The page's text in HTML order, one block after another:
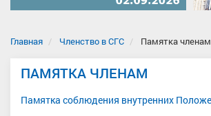
Главная Членство в СГС Памятка членам
ПАМЯТКА ЧЛЕНАМ
Памятка соблюдения внутренних